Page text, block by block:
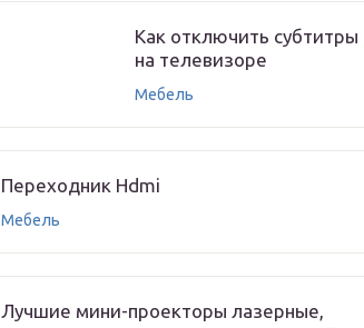
Как отключить субтитры
на телевизоре
Мебель
Переходник Hdmi
Мебель
Лучшие мини-проекторы лазерные,